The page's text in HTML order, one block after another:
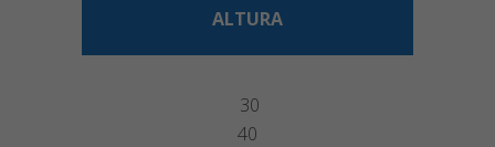
ALTURA
30
40